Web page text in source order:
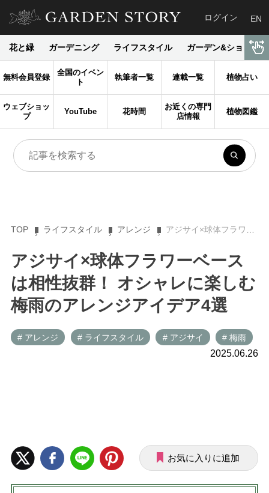
ログイン EN
花と緑 ガーデニング ライフスタイル ガーデン&ショップ
無料会員登録
全国のイベン
ト
執筆者一覧 連載一覧 植物占い
ウェブショッ
プ
YouTube 花時間
お近くの専門
店情報
植物図鑑
TOP ライフスタイル アレンジ アジサイ×球体フラワーベースは相性抜群！ オシャレに楽しむ梅雨のアレンジアイデア4選
アジサイ×球体フラワーベース
は相性抜群！ オシャレに楽しむ
梅雨のアレンジアイデア4選
# アレンジ # ライフスタイル # アジサイ # 梅雨
2025.06.26
お気に入りに追加